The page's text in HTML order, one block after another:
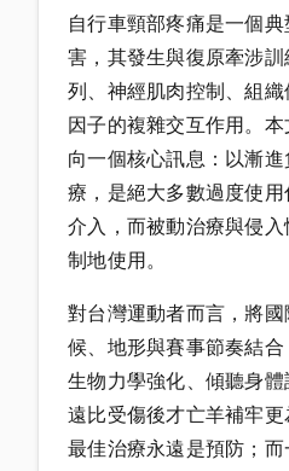
自行車頸部疼痛是一個
害，其發生與復原牽涉
列、神經肌肉控制、組
因子的複雜交互作用。
向一個核心訊息：以漸
療，是絕大多數過度使
介入，而被動治療與侵
制地使用。
對台灣運動者而言，將
候、地形與賽事節奏結合
生物力學強化、傾聽身體
遠比受傷後才亡羊補牢
最佳治療永遠是預防；